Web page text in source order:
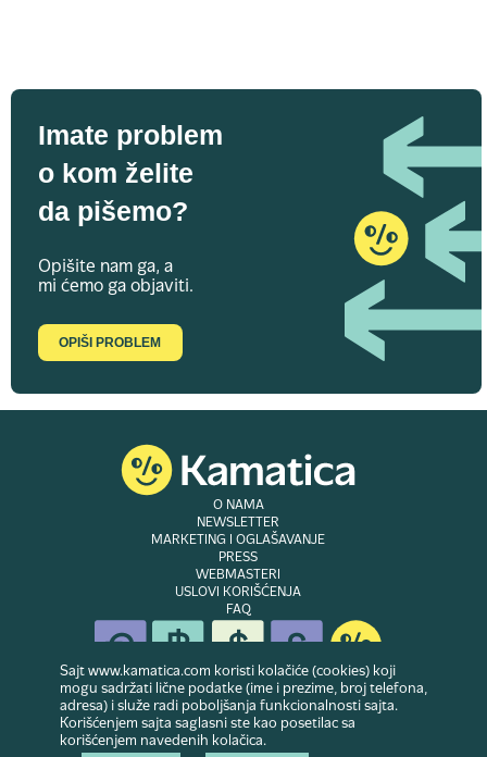
Imate problem
o kom želite
da pišemo?
Opišite nam ga, a
mi ćemo ga objaviti.
OPIŠI PROBLEM
O NAMA
NEWSLETTER
MARKETING I OGLAŠAVANJE
PRESS
WEBMASTERI
USLOVI KORIŠĆENJA
FAQ
© Copyright 2007-2026. Website developed & owned byDubes doo
zadržana
Sajt www.kamatica.com koristi kolačiće (cookies) koji
mogu sadržati lične podatke (ime i prezime, broj telefona,
adresa) i služe radi poboljšanja funkcionalnosti sajta.
Korišćenjem sajta saglasni ste kao posetilac sa
korišćenjem navedenih kolačica.